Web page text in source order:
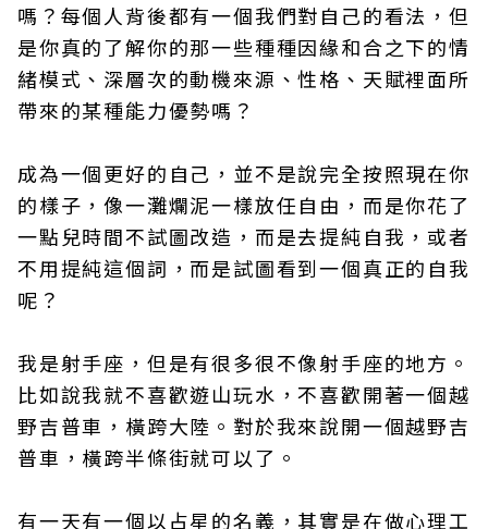
嗎？每個人背後都有一個我們對自己的看法，但
是你真的了解你的那一些種種因緣和合之下的情
緒模式、深層次的動機來源、性格、天賦裡面所
帶來的某種能力優勢嗎？
成為一個更好的自己，並不是說完全按照現在你
的樣子，像一灘爛泥一樣放任自由，而是你花了
一點兒時間不試圖改造，而是去提純自我，或者
不用提純這個詞，而是試圖看到一個真正的自我
呢？
我是射手座，但是有很多很不像射手座的地方。
比如說我就不喜歡遊山玩水，不喜歡開著一個越
野吉普車，橫跨大陸。對於我來說開一個越野吉
普車，橫跨半條街就可以了。
有一天有一個以占星的名義，其實是在做心理工